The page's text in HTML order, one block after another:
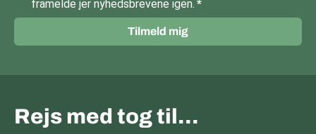
framelde jer nyhedsbrevene igen.
Tilmeld mig
Rejs med tog til…